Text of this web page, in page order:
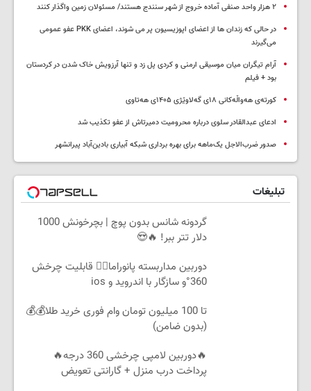
۲ هزار واحد صنفی آماده خروج از شهر سنندج هستند/ مسئولان زمین واگذار کنند
در حالی که زندان ها از اعضای اپوزیسیون پر می شوند، اعضای PKK عفو عمومی
می‌گیرند
آرام تیگران میان موسیقی ارمنی و کردی پل زد و تنها آرزویش خاک شدن در کردستان
بود + فیلم
کورتەی هەواڵەکانی ۱۸ی گەلاوێژی ۱۴۰۵ی هەتاوی
ادعای عبدالقادر سلوی درباره محرومیت دمیرتاش از عفو تکذیب شد
صدور ضرب‌الاجل یک‌ماهه برای بهره برداری شبکه آبیاری بادین‌آباد پیرانشهر
تبلیغات
گردونه شانس بدون پوچ | بچرخونش 1000
دلار تتر ببر! 🔥😍
دوربین مداربسته پانوراما👈🏻 قابلیت چرخش
360°و سازگار با اندروید و ios
تا 100 میلیون تومان وام فوری خرید طلا💰💰
(بدون ضامن)
🔥دوربین لامپی چرخشی 360 درجه🔥
پرداخت درب منزل + گارانتی تعویض